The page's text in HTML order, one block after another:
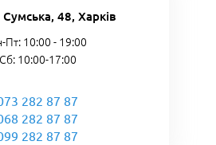
48, Харків
Пт: 10:00 - 19:00
Сб: 10:00-17:00
282 87 87
282 87 87
282 87 87